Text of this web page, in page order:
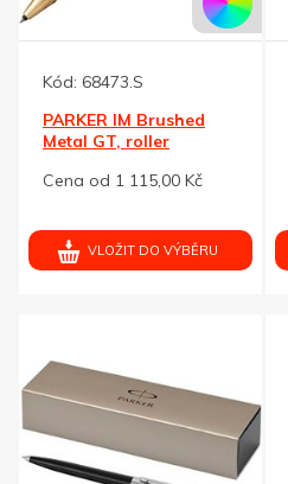
Kód: 68473.S
PARKER IM Brushed
Metal GT, roller
Cena od 1 115,00 Kč
VLOŽIT DO VÝBĚRU